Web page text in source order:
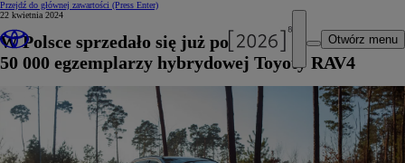
Przejdź do głównej zawartości (Press Enter)
Otwórz menu
22 kwietnia 2024
W Polsce sprzedało się już ponad
50 000 egzemplarzy hybrydowej Toyoty RAV4